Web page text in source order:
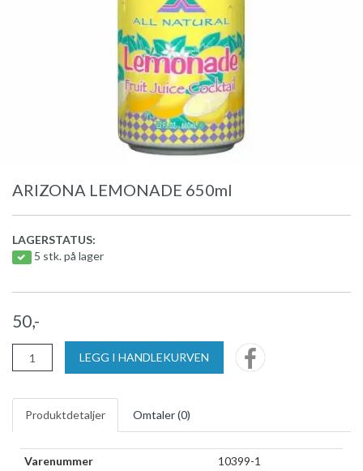
ARIZONA LEMONADE 650ml
LAGERSTATUS:
5 stk. på lager
50,-
LEGG I HANDLEKURVEN
Produktdetaljer Omtaler (0)
Varenummer 10399-1